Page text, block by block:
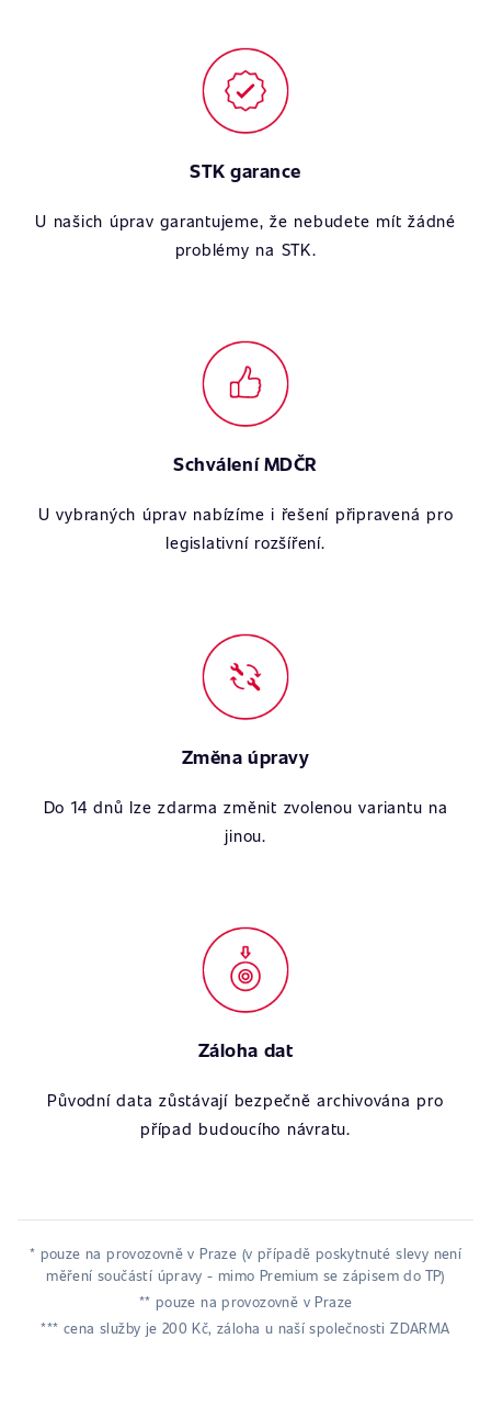
STK garance
U našich úprav garantujeme, že nebudete mít žádné
problémy na STK.
Schválení MDČR
U vybraných úprav nabízíme i řešení připravená pro
legislativní rozšíření.
Změna úpravy
Do 14 dnů lze zdarma změnit zvolenou variantu na
jinou.
Záloha dat
Původní data zůstávají bezpečně archivována pro
případ budoucího návratu.
* pouze na provozovně v Praze (v případě poskytnuté slevy není
měření součástí úpravy - mimo Premium se zápisem do TP)
** pouze na provozovně v Praze
*** cena služby je 200 Kč, záloha u naší společnosti ZDARMA